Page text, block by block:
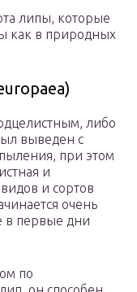
липы, которые
как в природных
либо
выведен с
при этом
и
и сортов
очень
в первые дни
по